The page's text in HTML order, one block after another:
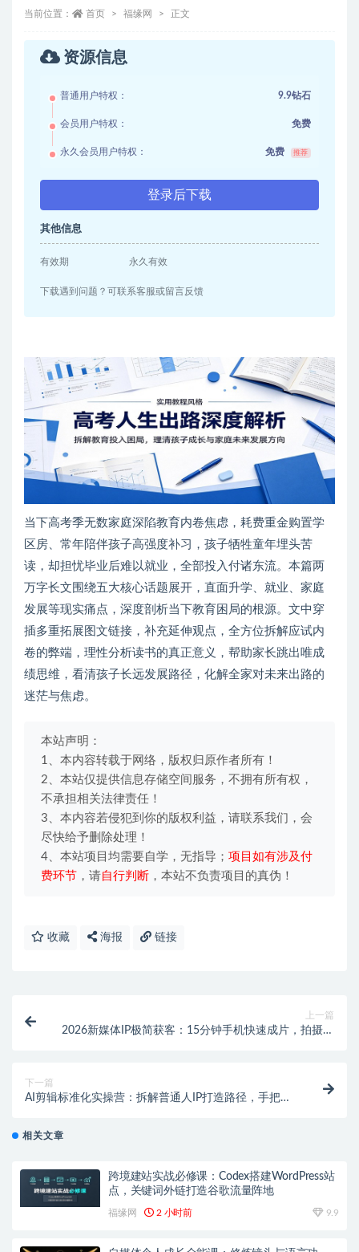
当前位置： 首页 福缘网 正文
资源信息
普通用户特权： 9.9钻石
会员用户特权： 免费
永久会员用户特权： 免费 推荐
登录后下载
其他信息
有效期 永久有效
下载遇到问题？可联系客服或留言反馈
当下高考季无数家庭深陷教育内卷焦虑，耗费重金购置学
区房、常年陪伴孩子高强度补习，孩子牺牲童年埋头苦
读，却担忧毕业后难以就业，全部投入付诸东流。本篇两
万字长文围绕五大核心话题展开，直面升学、就业、家庭
发展等现实痛点，深度剖析当下教育困局的根源。文中穿
插多重拓展图文链接，补充延伸观点，全方位拆解应试内
卷的弊端，理性分析读书的真正意义，帮助家长跳出唯成
绩思维，看清孩子长远发展路径，化解全家对未来出路的
迷茫与焦虑。
本站声明：
1、本内容转载于网络，版权归原作者所有！
2、本站仅提供信息存储空间服务，不拥有所有权，
不承担相关法律责任！
3、本内容若侵犯到你的版权利益，请联系我们，会
尽快给予删除处理！
4、本站项目均需要自学，无指导； 项目如有涉及付
费环节 ，请自行判断 ，本站不负责项目的真伪！
收藏 海报 链接
上一篇
2026新媒体IP极简获客：15分钟手机快速成片，拍摄剪
下一篇
AI剪辑标准化实操营：拆解普通人IP打造路径，手把手
相关文章
跨境建站实战必修课：Codex搭建WordPress站
点，关键词外链打造谷歌流量阵地
福缘网 2 小时前 9.9